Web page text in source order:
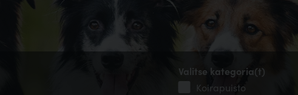
Valitse kategoria(t)
Koirapuisto